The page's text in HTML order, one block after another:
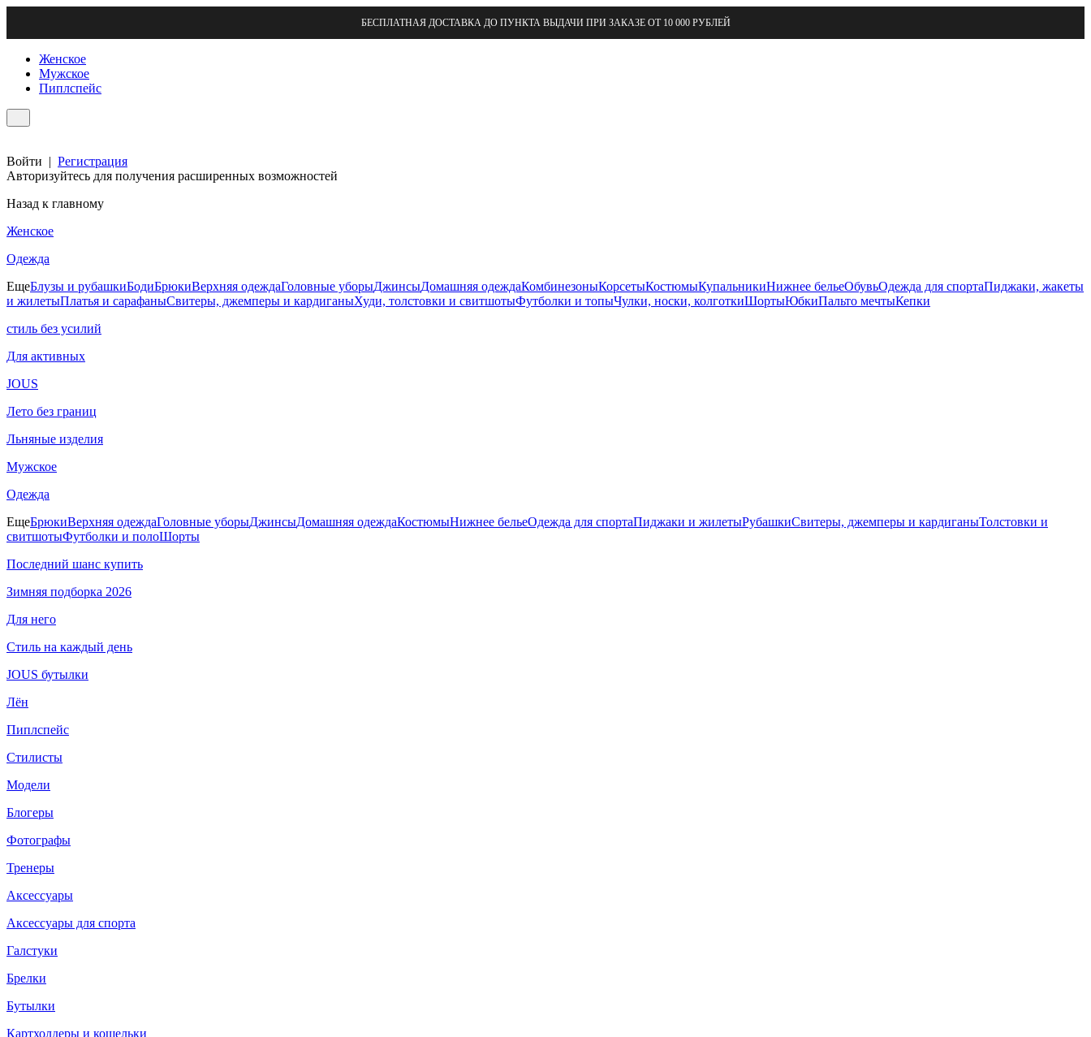
БЕСПЛАТНАЯ ДОСТАВКА ДО ПУНКТА ВЫДАЧИ ПРИ ЗАКАЗЕ ОТ 10 000 РУБЛЕЙ
Женское
Мужское
Пиплспейс
Войти | Регистрация
Авторизуйтесь для получения расширенных возможностей
Назад к главному
Женское
Одежда
ЕщеБлузы и рубашкиБодиБрюкиВерхняя одеждаГоловные уборыДжинсыДомашняя одеждаКомбинезоныКорсетыКостюмыКупальникиНижнее бельеОбувьОдежда для спортаПиджаки, жакеты
и жилетыПлатья и сарафаныСвитеры, джемперы и кардиганыХуди, толстовки и свитшотыФутболки и топыЧулки, носки, колготкиШортыЮбкиПальто мечтыКепки
стиль без усилий
Для активных
JOUS
Лето без границ
Льняные изделия
Мужское
Одежда
ЕщеБрюкиВерхняя одеждаГоловные уборыДжинсыДомашняя одеждаКостюмыНижнее бельеОдежда для спортаПиджаки и жилетыРубашкиСвитеры, джемперы и кардиганыТолстовки и
свитшотыФутболки и полоШорты
Последний шанс купить
Зимняя подборка 2026
Для него
Стиль на каждый день
JOUS бутылки
Лён
Пиплспейс
Стилисты
Модели
Блогеры
Фотографы
Тренеры
Аксессуары
Аксессуары для спорта
Галстуки
Брелки
Бутылки
Картхолдеры и кошельки